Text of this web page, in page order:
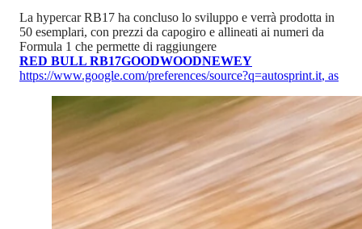
La hypercar RB17 ha concluso lo sviluppo e verrà prodotta in
50 esemplari, con prezzi da capogiro e allineati ai numeri da
Formula 1 che permette di raggiungere
RED BULL RB17GOODWOODNEWEY
https://www.google.com/preferences/source?q=autosprint.it, as